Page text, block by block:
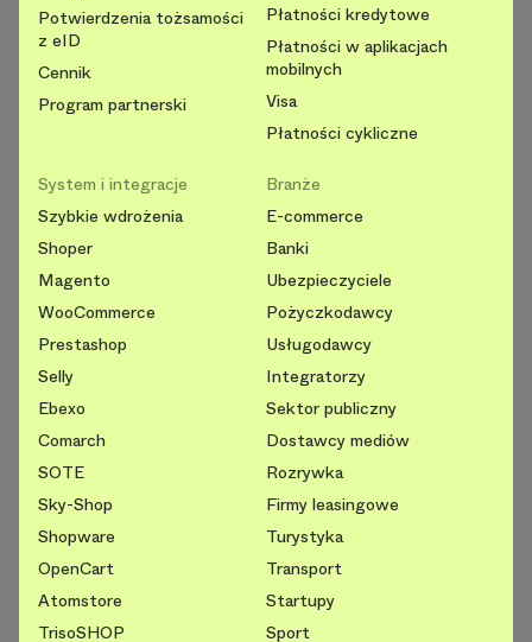
Potwierdzenia tożsamości
z eID
Cennik
Program partnerski
Płatności kredytowe
Płatności w aplikacjach
mobilnych
Visa
Płatności cykliczne
System i integracje
Szybkie wdrożenia
Shoper
Magento
WooCommerce
Prestashop
Selly
Ebexo
Comarch
SOTE
Sky-Shop
Shopware
OpenCart
Atomstore
TrisoSHOP
Branże
E-commerce
Banki
Ubezpieczyciele
Pożyczkodawcy
Usługodawcy
Integratorzy
Sektor publiczny
Dostawcy mediów
Rozrywka
Firmy leasingowe
Turystyka
Transport
Startupy
Sport